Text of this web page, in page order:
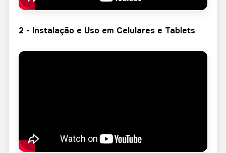
2 - Instalação e Uso em Celulares e Tablets